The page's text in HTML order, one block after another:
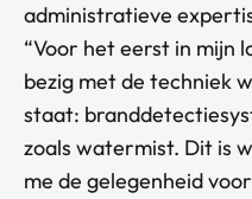
administratieve
“Voor het eerst in mijn
bezig met de techniek
staat:
zoals watermist. Dit is
me de gelegenheid